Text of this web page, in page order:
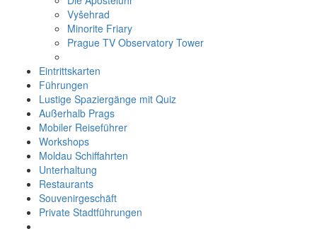
Vyšehrad
Minorite Friary
Prague TV Observatory Tower
Eintrittskarten
Führungen
Lustige Spaziergänge mit Quiz
Außerhalb Prags
Mobiler Reiseführer
Workshops
Moldau Schiffahrten
Unterhaltung
Restaurants
Souvenirgeschäft
Private Stadtführungen